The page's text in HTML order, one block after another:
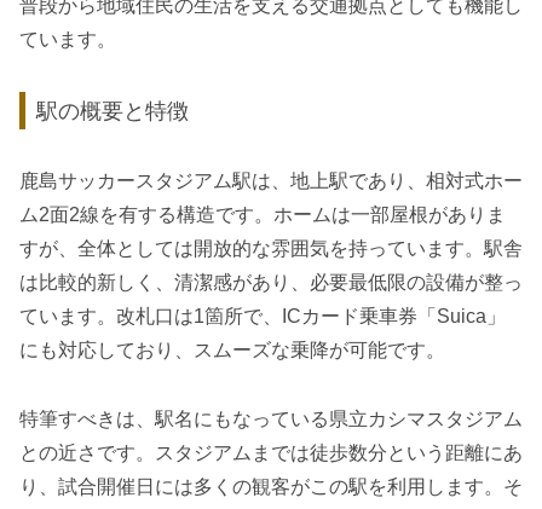
普段から地域住民の生活を支える交通拠点としても機能し
ています。
駅の概要と特徴
鹿島サッカースタジアム駅は、地上駅であり、相対式ホー
ム2面2線を有する構造です。ホームは一部屋根がありま
すが、全体としては開放的な雰囲気を持っています。駅舎
は比較的新しく、清潔感があり、必要最低限の設備が整っ
ています。改札口は1箇所で、ICカード乗車券「Suica」
にも対応しており、スムーズな乗降が可能です。
特筆すべきは、駅名にもなっている県立カシマスタジアム
との近さです。スタジアムまでは徒歩数分という距離にあ
り、試合開催日には多くの観客がこの駅を利用します。そ